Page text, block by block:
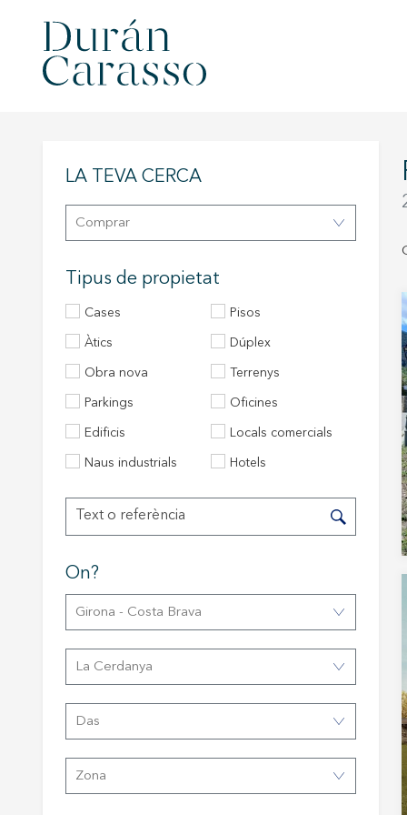
LA TEVA CERCA
Comprar
Tipus de propietat
Cases Pisos
àtics Dúplex
Obra nova Terrenys
Parkings Oficines
Edificis Locals comercials
Naus industrials Hotels
On?
Girona - Costa Brava
La Cerdanya
Das
Zona
de